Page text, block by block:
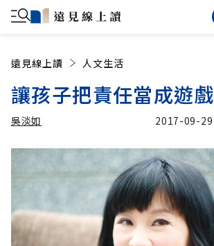
遠見線上讀 人文生活
讓孩子把責任當成遊戲
吳淡如
加入追蹤
2017-09-29